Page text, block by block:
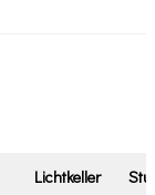
Lichtkeller